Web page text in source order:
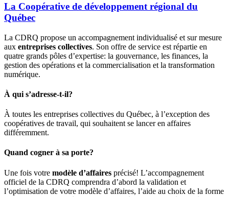
La Coopérative de développement régional du
Québec
La CDRQ propose un accompagnement individualisé et sur mesure
aux entreprises collectives. Son offre de service est répartie en
quatre grands pôles d’expertise: la gouvernance, les finances, la
gestion des opérations et la commercialisation et la transformation
numérique.
À qui s’adresse-t-il?
À toutes les entreprises collectives du Québec, à l’exception des
coopératives de travail, qui souhaitent se lancer en affaires
différemment.
Quand cogner à sa porte?
Une fois votre modèle d’affaires précisé! L’accompagnement
officiel de la CDRQ comprendra d’abord la validation et
l’optimisation de votre modèle d’affaires, l’aide au choix de la forme